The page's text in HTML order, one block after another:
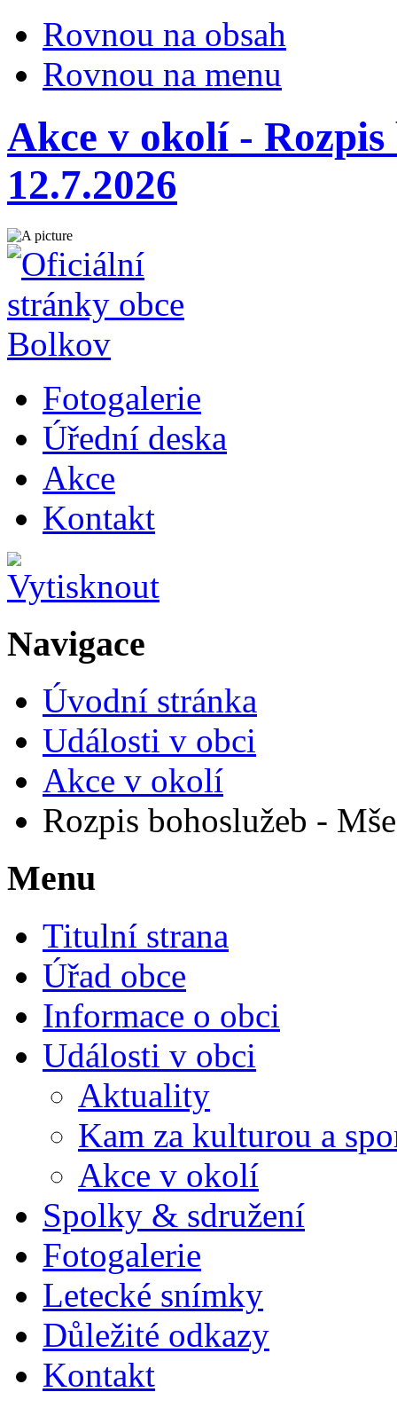
Rovnou na obsah
Rovnou na menu
Akce v okolí - Rozpis
12.7.2026
Fotogalerie
Úřední deska
Akce
Kontakt
Navigace
Úvodní stránka
Události v obci
Akce v okolí
Rozpis bohoslužeb -
Menu
Titulní strana
Úřad obce
Informace o obci
Události v obci
Aktuality
Kam za kulturou a
Akce v okolí
Spolky & sdružení
Fotogalerie
Letecké snímky
Důležité odkazy
Kontakt